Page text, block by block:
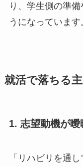
り、学生側の準
うになっています
就活で落ちる
1. 志望動機が曖
「リハビリを通